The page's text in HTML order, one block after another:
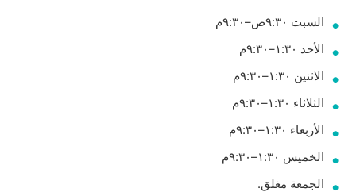
السبت ٩:٣٠ص–٩:٣٠م
الأحد ١:٣٠–٩:٣٠م
الاثنين ١:٣٠–٩:٣٠م
الثلاثاء ١:٣٠–٩:٣٠م
الأربعاء ١:٣٠–٩:٣٠م
الخميس ١:٣٠–٩:٣٠م
الجمعة مغلق.